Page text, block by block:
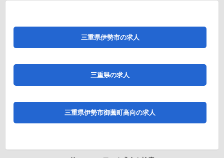
三重県伊勢市の求人
三重県の求人
三重県伊勢市御薗町高向の求人